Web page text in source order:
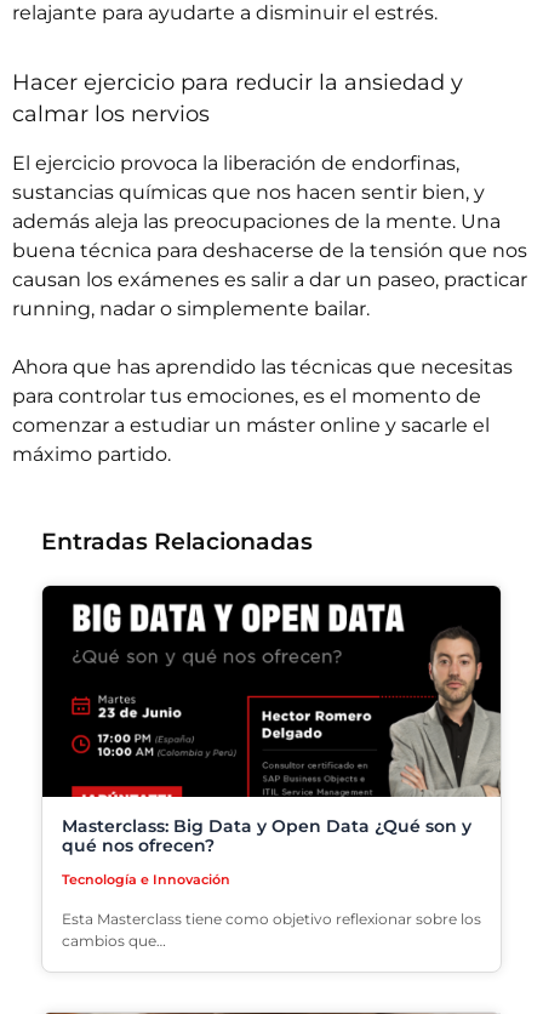
relajante para ayudarte a disminuir el estrés.
Hacer ejercicio para reducir la ansiedad y
calmar los nervios
El ejercicio provoca la liberación de endorfinas,
sustancias químicas que nos hacen sentir bien, y
además aleja las preocupaciones de la mente. Una
buena técnica para deshacerse de la tensión que nos
causan los exámenes es salir a dar un paseo, practicar
running, nadar o simplemente bailar.
Ahora que has aprendido las técnicas que necesitas
para controlar tus emociones, es el momento de
comenzar a estudiar un máster online y sacarle el
máximo partido.
Entradas Relacionadas
Masterclass: Big Data y Open Data ¿Qué son y
qué nos ofrecen?
Tecnología e Innovación
Esta Masterclass tiene como objetivo reflexionar sobre los
cambios que…